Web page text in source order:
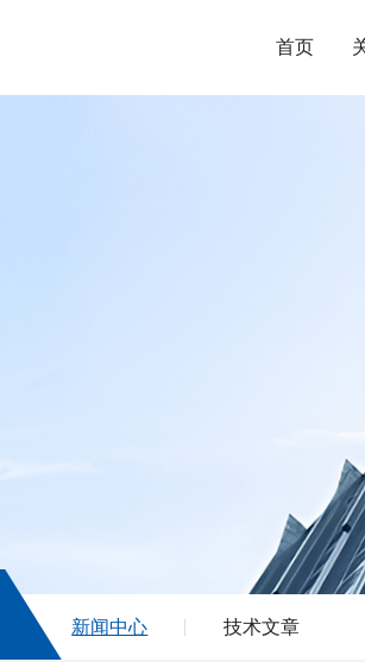
首页
新闻中心 技术文章